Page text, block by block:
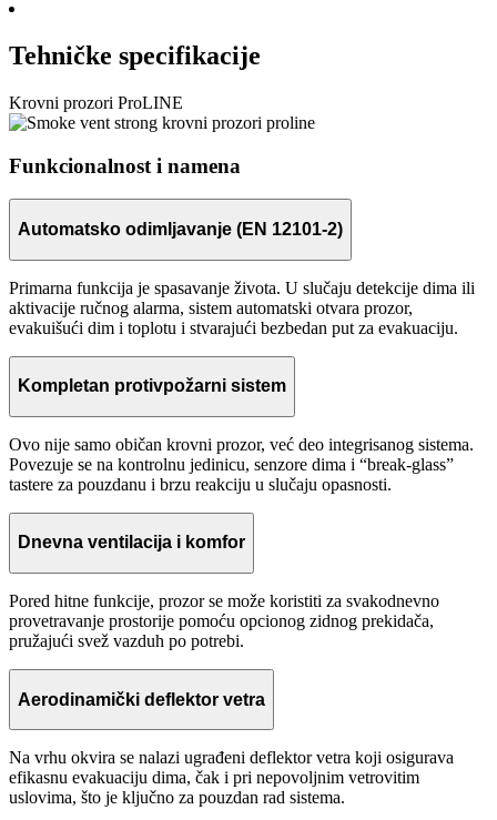
Tehničke specifikacije
Krovni prozori ProLINE
Funkcionalnost i namena
Automatsko odimljavanje (EN 12101-2)
Primarna funkcija je spasavanje života. U slučaju detekcije dima ili
aktivacije ručnog alarma, sistem automatski otvara prozor,
evakuišući dim i toplotu i stvarajući bezbedan put za evakuaciju.
Kompletan protivpožarni sistem
Ovo nije samo običan krovni prozor, već deo integrisanog sistema.
Povezuje se na kontrolnu jedinicu, senzore dima i “break-glass”
tastere za pouzdanu i brzu reakciju u slučaju opasnosti.
Dnevna ventilacija i komfor
Pored hitne funkcije, prozor se može koristiti za svakodnevno
provetravanje prostorije pomoću opcionog zidnog prekidača,
pružajući svež vazduh po potrebi.
Aerodinamički deflektor vetra
Na vrhu okvira se nalazi ugrađeni deflektor vetra koji osigurava
efikasnu evakuaciju dima, čak i pri nepovoljnim vetrovitim
uslovima, što je ključno za pouzdan rad sistema.